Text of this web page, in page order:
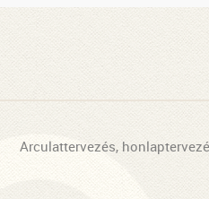
Arculattervezés,